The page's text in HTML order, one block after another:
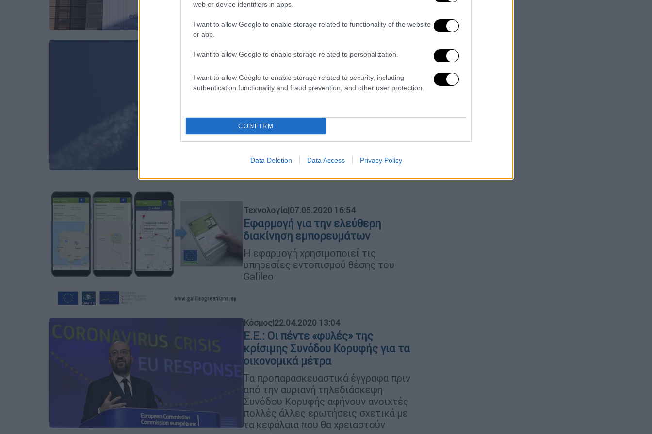
web or device identifiers in apps.
I want to allow Google to enable storage related to functionality of the website
or app.
I want to allow Google to enable storage related to personalization.
I want to allow Google to enable storage related to security, including
authentication functionality and fraud prevention, and other user protection.
CONFIRM
Data Deletion Data Access Privacy Policy
προτροπή της Κριστίν Λαγκάρντ και η
Κόσμος|15.05.2020 19:14
παραβιάσεις ελληνικού FIR και
της κυπριακής ΑΟΖ
προς την Τουρκία σε υποστήριξη της
Κύπρου και της Ελλάδας» είπε ο
Ύπατος Εκπρόσωπος της ΕΕ για την
εξωτερική πολιτική Ζοζέπ Μπορέλ
Τεχνολογία|07.05.2020 16:54
Εφαρμογή για την ελεύθερη
διακίνηση εμπορευμάτων
H εφαρμογή χρησιμοποιεί τις
υπηρεσίες εντοπισμού θέσης του
Galileo
Κόσμος|22.04.2020 13:04
Ε.Ε.: Οι πέντε «φυλές» της
κρίσιμης Συνόδου Κορυφής για τα
οικονομικά μέτρα
Τα προπαρασκευαστικά έγγραφα πριν
από την αυριανή τηλεδιάσκεψη
Συνόδου Κορυφής αφήνουν ανοιχτές
πολλές άλλες ερωτήσεις σχετικά με
τα κεφάλαια που θα χρειαστούν